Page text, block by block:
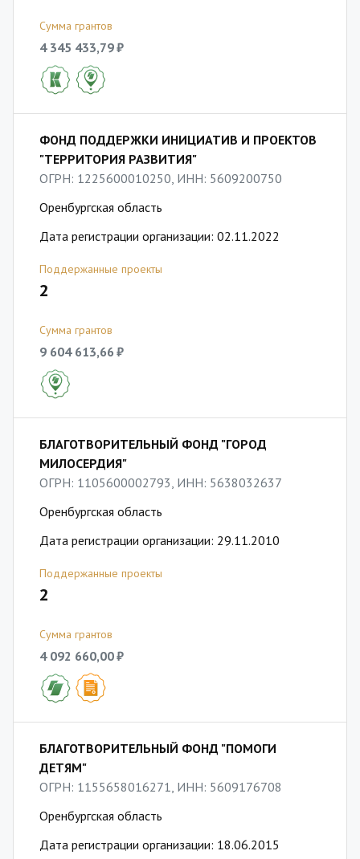
Сумма грантов
4 345 433,79 ₽
ФОНД ПОДДЕРЖКИ ИНИЦИАТИВ И ПРОЕКТОВ
"ТЕРРИТОРИЯ РАЗВИТИЯ"
ОГРН: 1225600010250, ИНН: 5609200750
Оренбургская область
Дата регистрации организации: 02.11.2022
Поддержанные проекты
2
Сумма грантов
9 604 613,66 ₽
БЛАГОТВОРИТЕЛЬНЫЙ ФОНД "ГОРОД
МИЛОСЕРДИЯ"
ОГРН: 1105600002793, ИНН: 5638032637
Оренбургская область
Дата регистрации организации: 29.11.2010
Поддержанные проекты
2
Сумма грантов
4 092 660,00 ₽
БЛАГОТВОРИТЕЛЬНЫЙ ФОНД "ПОМОГИ
ДЕТЯМ"
ОГРН: 1155658016271, ИНН: 5609176708
Оренбургская область
Дата регистрации организации: 18.06.2015